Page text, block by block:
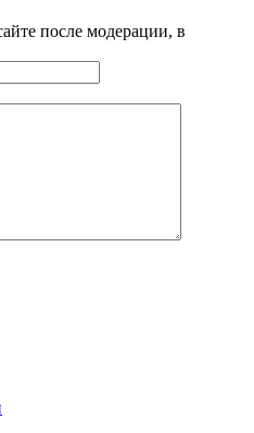
после модерации, в